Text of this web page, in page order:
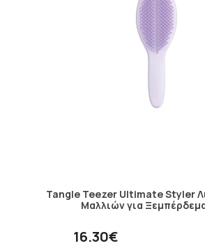
Tangle Teezer Ultimate Styler
Μαλλιών για
16.30€